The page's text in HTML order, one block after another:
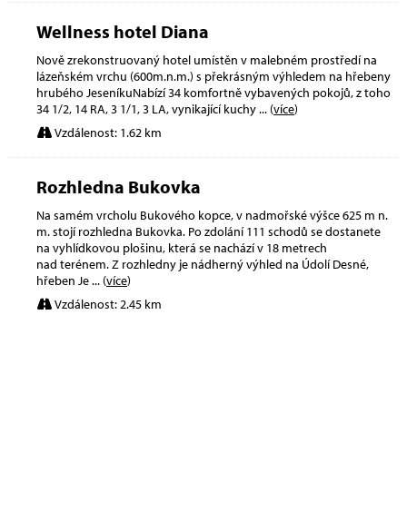
Wellness hotel Diana
Nově zrekonstruovaný hotel umístěn v malebném prostředí na
lázeňském vrchu (600m.n.m.) s překrásným výhledem na hřebeny
hrubého JeseníkuNabízí 34 komfortně vybavených pokojů, z toho
34 1/2, 14 RA, 3 1/1, 3 LA, vynikající kuchy... (více)
Vzdálenost: 1.62 km
Rozhledna Bukovka
Na samém vrcholu Bukového kopce, v nadmořské výšce 625 m n.
m. stojí rozhledna Bukovka. Po zdolání 111 schodů se dostanete
na vyhlídkovou plošinu, která se nachází v 18 metrech
nad terénem. Z rozhledny je nádherný výhled na Údolí Desné,
hřeben Je... (více)
Vzdálenost: 2.45 km